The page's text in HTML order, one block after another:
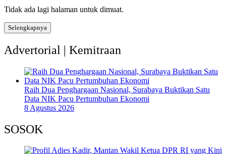
Tidak ada lagi halaman untuk dimuat.
Selengkapnya
Advertorial | Kemitraan
Raih Dua Penghargaan Nasional, Surabaya Buktikan Satu
Data NIK Pacu Pertumbuhan Ekonomi
8 Agustus 2026
SOSOK